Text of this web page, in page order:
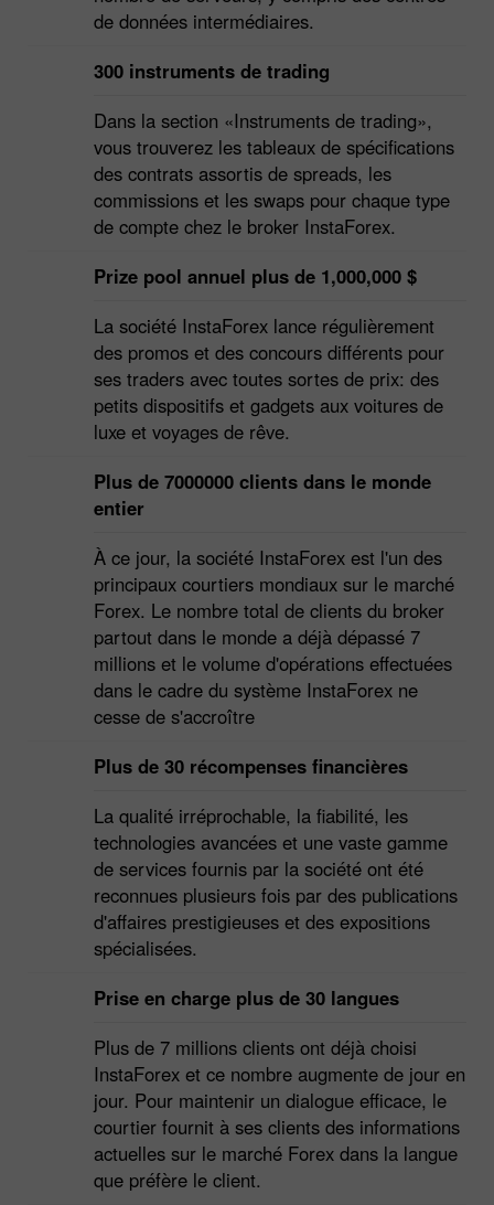
de données intermédiaires.
300 instruments de trading
Dans la section «Instruments de trading»,
vous trouverez les tableaux de spécifications
des contrats assortis de spreads, les
commissions et les swaps pour chaque type
de compte chez le broker InstaForex.
Prize pool annuel plus de 1,000,000 $
La société InstaForex lance régulièrement
des promos et des concours différents pour
ses traders avec toutes sortes de prix: des
petits dispositifs et gadgets aux voitures de
luxe et voyages de rêve.
Plus de 7000000 clients dans le monde
entier
À ce jour, la société InstaForex est l'un des
principaux courtiers mondiaux sur le marché
Forex. Le nombre total de clients du broker
partout dans le monde a déjà dépassé 7
millions et le volume d'opérations effectuées
dans le cadre du système InstaForex ne
cesse de s'accroître
Plus de 30 récompenses financières
La qualité irréprochable, la fiabilité, les
technologies avancées et une vaste gamme
de services fournis par la société ont été
reconnues plusieurs fois par des publications
d'affaires prestigieuses et des expositions
spécialisées.
Prise en charge plus de 30 langues
Plus de 7 millions clients ont déjà choisi
InstaForex et ce nombre augmente de jour en
jour. Pour maintenir un dialogue efficace, le
courtier fournit à ses clients des informations
actuelles sur le marché Forex dans la langue
que préfère le client.